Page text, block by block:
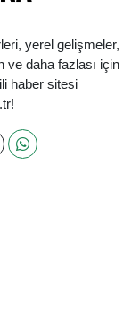
yerel gelişmeler,
ve daha fazlası için
haber sitesi